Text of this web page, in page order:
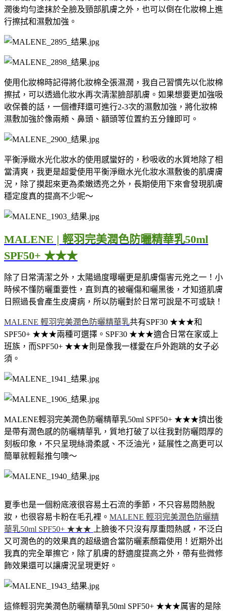
潤後均勻塗抹於全臉及頸部肌膚之外，也可以倒在化妝棉上進
行擦拭和濕敷加強。
使用化妝棉時記得將化妝棉全張濕潤，我自己習慣先以化妝棉
擦拭，可以透過化妝水再次清潔臉部肌膚。如果想要更加強吸
收保養的話，一個禮拜還可進行2-3次的濕敷加強，將化妝棉
濕敷加強於像兩頰、鼻頭、額頭等位置約五分鐘即可。
平衡淨緻水光化妝水的使用感蠻好的，秒吸收的水質地除了相
當清爽，我更是超愛使用平衡淨緻水光化妝水濕敷後的肌膚膚
況，除了摸起來更為柔嫩透亮之外，長期使用下來會發現肌膚
穩定度真的提高不少呢～
MALENE | 輕羽完美潤色防曬精華乳50ml
SPF50+ ★★★
除了日常清潔之外，太陽過度曝曬更是肌膚傷害元兇之一！小
時候不懂防曬重要性，直到真的被曬傷和曬黑後，才知道肌膚
日照過長會產生皮膚病，所以防曬對於日常可說是不可或缺！
MALENE 輕羽完美潤色防曬精華乳共有SPF30 ★★★和
SPF50+ ★★★兩種可選擇。 SPF30 ★★★適合日常在家或上
班族，而SPF50+ ★★★則是像我一樣愛在戶外跑跳的女子必
須。
MALENE輕羽完美潤色防曬精華乳50ml SPF50+ ★★★擠出後
是帶有潤色感的 防曬精華乳，質地打破了以往我對防曬悶厚的
刻板印象，不只呈現絲滑柔感、不泛油光，延展性之高更可以
簡單就輕鬆推勻噢～
夏季也是一個粉底液很容易土石流的季節，不只容易悶熱脫
妝，也很容易卡粉在毛孔裡。 MALENE 輕羽完美潤色防曬精
華乳50ml SPF50+ ★★★
上臉後不只沒有厚重悶熱感，不泛白
又可潤色的的效果真的超級適合當防曬素顏霜使用！近期外出
我真的完全單擦它，除了肌膚的舒適度提高之外，帶有些微修
飾效果還可以讓膚況呈現更好。
這條輕羽完美潤色防曬精華乳50ml SPF50+ ★★★厲害的是除